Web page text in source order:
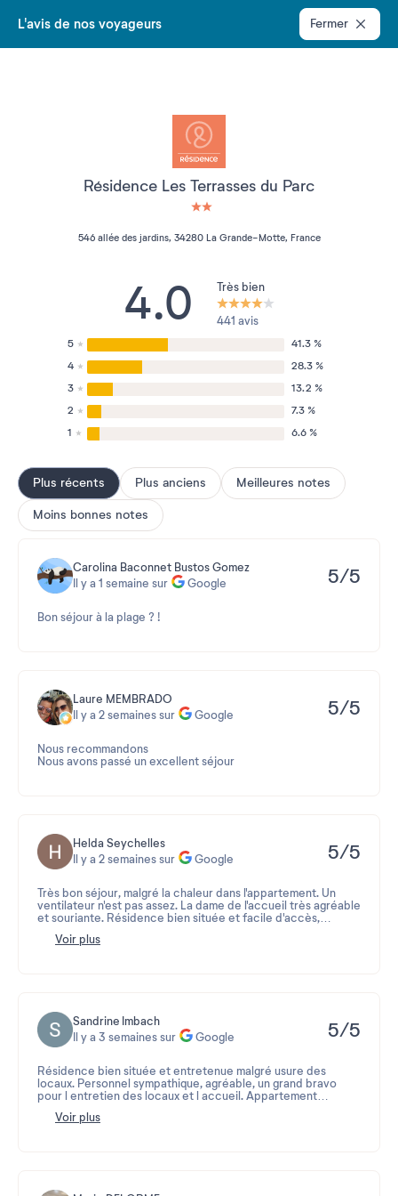
L'avis de nos voyageurs Fermer
Résidence Les Terrasses du Parc
546 allée des jardins, 34280 La Grande-Motte, France
4.0 Très bien
441 avis
5
41.3 %
4
28.3 %
3
13.2 %
2
7.3 %
1
6.6 %
Plus récents Plus anciens Meilleures notes
Moins bonnes notes
Carolina Baconnet Bustos Gomez
Il y a 1 semaine sur
Google 5/5
Bon séjour à la plage ?️ !
Laure MEMBRADO
Il y a 2 semaines sur
Google 5/5
Nous recommandons
Nous avons passé un excellent séjour
Helda Seychelles
Il y a 2 semaines sur
Google 5/5
Très bon séjour, malgré la chaleur dans l'appartement. Un
ventilateur n'est pas assez. La dame de l'accueil très agréable
et souriante. Résidence bien située et facile d'accès,
Voir plus
Sandrine Imbach
Il y a 3 semaines sur
Google 5/5
Résidence bien située et entretenue malgré usure des
locaux. Personnel sympathique, agréable, un grand bravo
pour l entretien des locaux et l accueil. Appartement
Voir plus